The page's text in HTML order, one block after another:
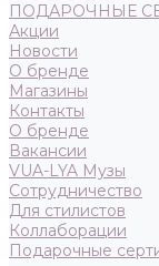
ПОДАРОЧНЫЕ
Акции
Новости
О бренде
Магазины
Контакты
О бренде
Вакансии
VUA-LYA Музы
Сотрудничество
Для стилистов
Коллаборации
Подарочные